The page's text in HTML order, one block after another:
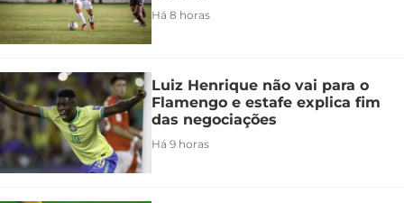
Há 8 horas
Luiz Henrique não vai para o
Flamengo e estafe explica fim
das negociações
Há 9 horas